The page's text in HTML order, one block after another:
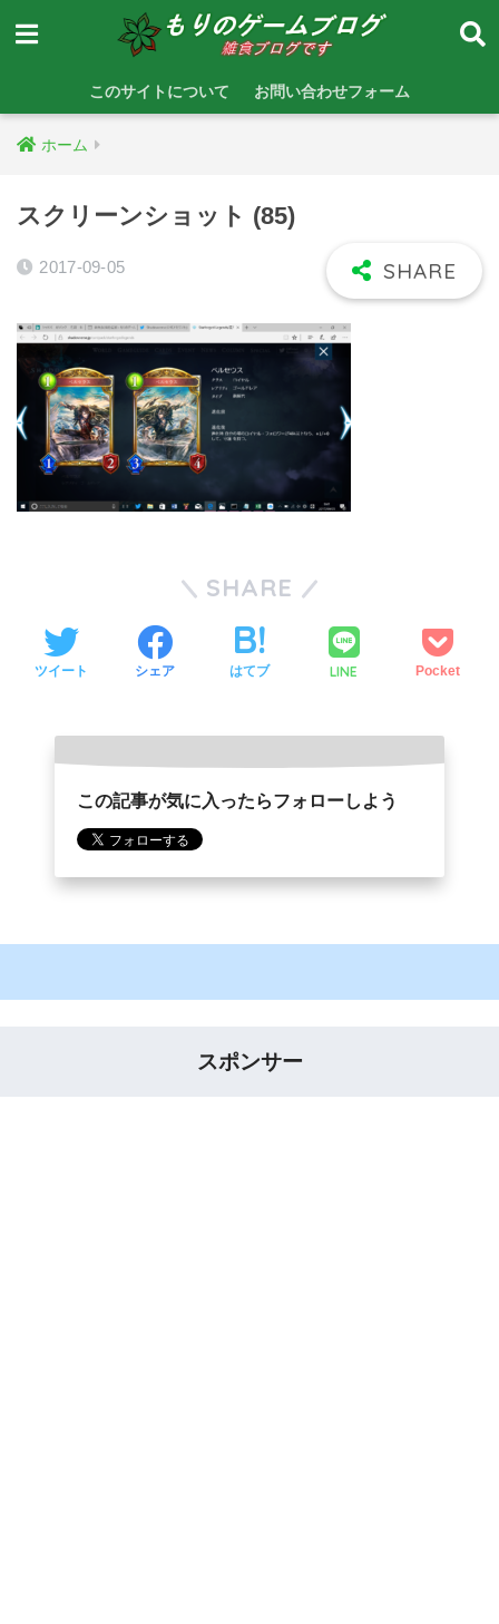
このサイトについて お問い合わせフォーム
ホーム
スクリーンショット (85)
2017-09-05
SHARE
ツイート シェア はてブ LINE Pocket
この記事が気に入ったらフォローしよう
スポンサー